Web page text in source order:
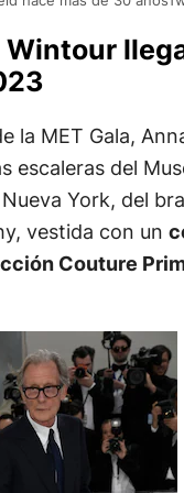
Wintour
la MET Gala,
escaleras del
York, del
vestida con un
Couture